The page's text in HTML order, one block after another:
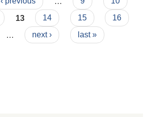
13 14 15
16
next › last »